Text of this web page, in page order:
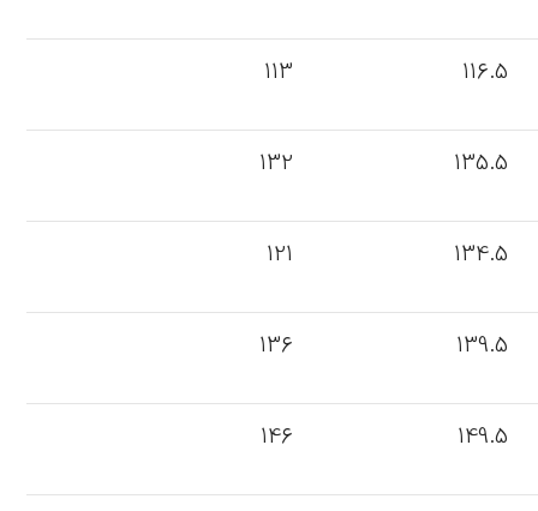
116.5
113
135.5
132
134.5
121
139.5
136
149.5
146